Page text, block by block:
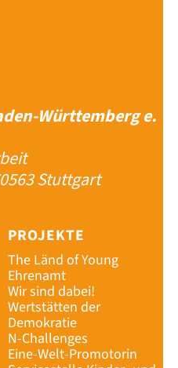
Württemberg e.
Stuttgart
PROJEKTE
The Länd of Young
Ehrenamt
Wir sind dabei!
Wertstätten der
Demokratie
N-Challenges
Eine-Welt-Promotorin